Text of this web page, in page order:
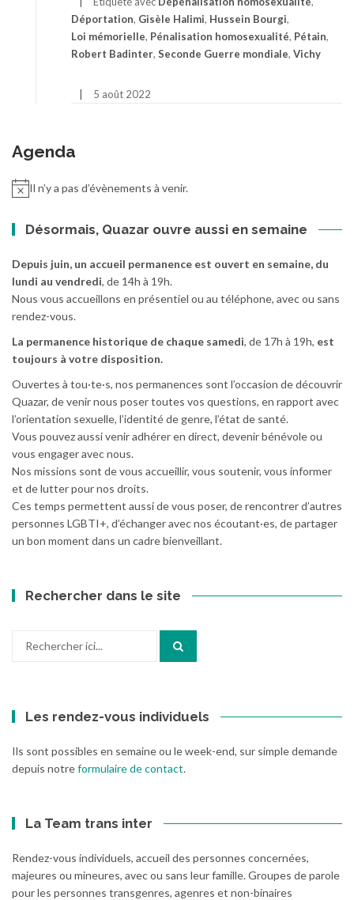
Déportation, Gisèle Halimi, Hussein Bourgi,
Loi mémorielle, Pénalisation homosexualité, Pétain,
Robert Badinter, Seconde Guerre mondiale, Vichy
5 août 2022
Agenda
Il n’y a pas d’évènements à venir.
Désormais, Quazar ouvre aussi en semaine
Depuis juin, un accueil permanence est ouvert en semaine, du
lundi au vendredi, de 14h à 19h.
Nous vous accueillons en présentiel ou au téléphone, avec ou sans
rendez-vous.
La permanence historique de chaque samedi, de 17h à 19h, est
toujours à votre disposition.
Ouvertes à tou·te·s, nos permanences sont l’occasion de découvrir
Quazar, de venir nous poser toutes vos questions, en rapport avec
l’orientation sexuelle, l’identité de genre, l’état de santé.
Vous pouvez aussi venir adhérer en direct, devenir bénévole ou
vous engager avec nous.
Nos missions sont de vous accueillir, vous soutenir, vous informer
et de lutter pour nos droits.
Ces temps permettent aussi de vous poser, de rencontrer d’autres
personnes LGBTI+, d’échanger avec nos écoutant·es, de partager
un bon moment dans un cadre bienveillant.
Rechercher dans le site
Les rendez-vous individuels
Ils sont possibles en semaine ou le week-end, sur simple demande
depuis notreformulaire de contact.
La Team trans inter
Rendez-vous individuels, accueil des personnes concernées,
majeures ou mineures, avec ou sans leur famille. Groupes de parole
pour les personnes transgenres, agenres et non-binaires